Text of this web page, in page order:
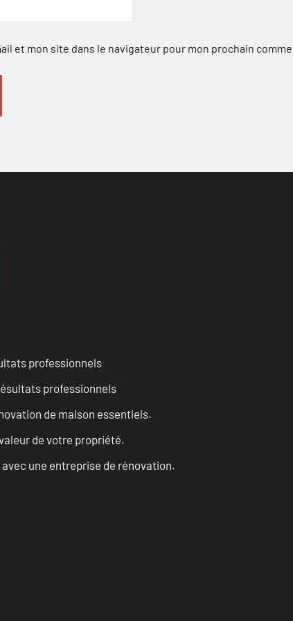
et mon site dans le navigateur pour mon prochain
professionnels
professionnels
de maison essentiels.
de votre propriété.
une entreprise de rénovation.